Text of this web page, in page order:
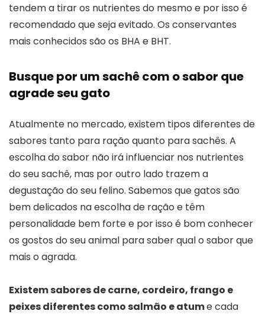
tendem a tirar os nutrientes do mesmo e por isso é
recomendado que seja evitado. Os conservantes
mais conhecidos são os BHA e BHT.
Busque por um sachê com o sabor que
agrade seu gato
Atualmente no mercado, existem tipos diferentes de
sabores tanto para ração quanto para sachês. A
escolha do sabor não irá influenciar nos nutrientes
do seu sachê, mas por outro lado trazem a
degustação do seu felino. Sabemos que gatos são
bem delicados na escolha de ração e têm
personalidade bem forte e por isso é bom conhecer
os gostos do seu animal para saber qual o sabor que
mais o agrada.
Existem sabores de carne, cordeiro, frango e
peixes diferentes como salmão e atume cada